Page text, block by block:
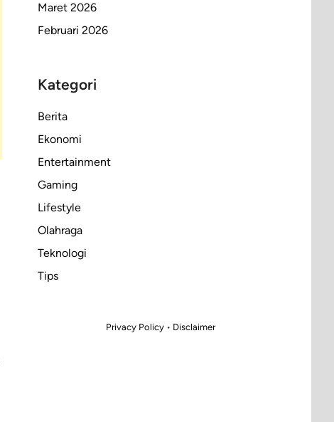
Maret 2026
Februari 2026
Kategori
Berita
Ekonomi
Entertainment
Gaming
Lifestyle
Olahraga
Teknologi
Tips
Privacy Policy• Disclaimer